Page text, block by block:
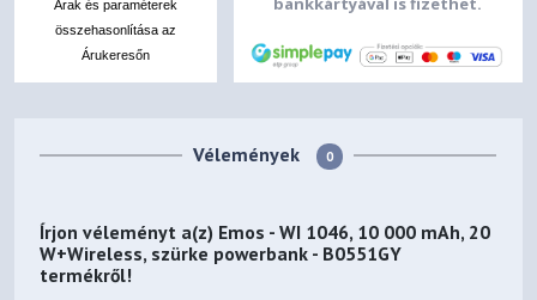
Árak és paraméterek
összehasonlítása az
Árukeresőn
Vélemények 0
Írjon véleményt a(z) Emos - WI 1046, 10 000 mAh, 20
W+Wireless, szürke powerbank - B0551GY
termékről!